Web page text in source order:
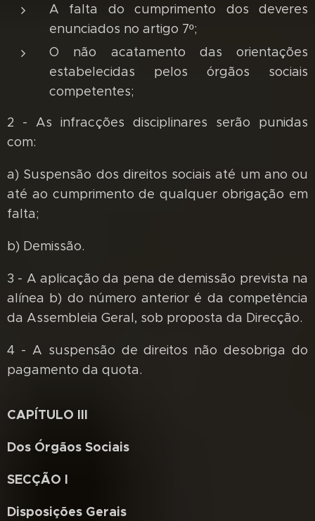
A falta do cumprimento dos deveres
enunciados no artigo 7º;
O não acatamento das orientações
estabelecidas pelos órgãos sociais
competentes;
2 - As infracções disciplinares serão punidas
com:
a) Suspensão dos direitos sociais até um ano ou
até ao cumprimento de qualquer obrigação em
falta;
b) Demissão.
3 - A aplicação da pena de demissão prevista na
alínea b) do número anterior é da competência
da Assembleia Geral, sob proposta da Direcção.
4 - A suspensão de direitos não desobriga do
pagamento da quota.
CAPÍTULO III
Dos Órgãos Sociais
SECÇÃO I
Disposições Gerais